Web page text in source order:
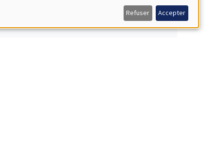
Refuser Accepter